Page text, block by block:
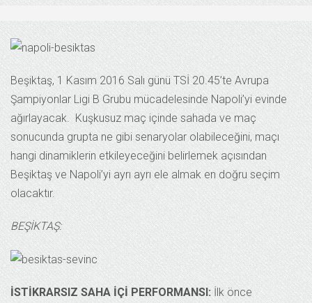
Beşiktaş, 1 Kasım 2016 Salı günü TSİ 20.45’te Avrupa
Şampiyonlar Ligi B Grubu mücadelesinde Napoli’yi evinde
ağırlayacak. Kuşkusuz maç içinde sahada ve maç
sonucunda grupta ne gibi senaryolar olabileceğini, maçı
hangi dinamiklerin etkileyeceğini belirlemek açısından
Beşiktaş ve Napoli’yi ayrı ayrı ele almak en doğru seçim
olacaktır.
BEŞİKTAŞ:
İSTİKRARSIZ SAHA İÇİ PERFORMANSI: İlk önce